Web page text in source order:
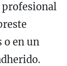
o en un